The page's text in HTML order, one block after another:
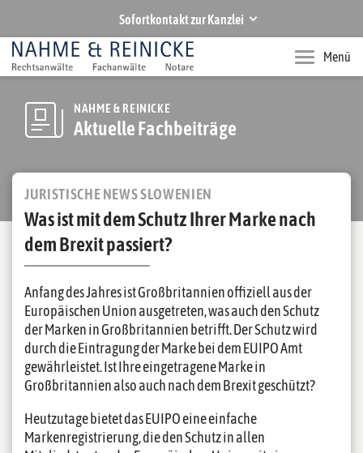
Sofortkontakt zur Kanzlei
NAHME & REINICKE
Ihre Rechtsanwälte und Notare in Hannover
Rufen Sie uns an
+49 511 283770
Menü
NAHME & REINICKE
Aktuelle Fachbeiträge
JURISTISCHE NEWS SLOWENIEN
Was ist mit dem Schutz Ihrer Marke nach
dem Brexit passiert?
Anfang des Jahres ist Großbritannien offiziell aus der
Europäischen Union ausgetreten, was auch den Schutz
der Marken in Großbritannien betrifft. Der Schutz wird
durch die Eintragung der Marke bei dem EUIPO Amt
gewährleistet. Ist Ihre eingetragene Marke in
Großbritannien also auch nach dem Brexit geschützt?
Heutzutage bietet das EUIPO eine einfache
Markenregistrierung, die den Schutz in allen